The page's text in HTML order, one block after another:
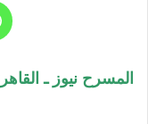
المسرح نيوز ـ